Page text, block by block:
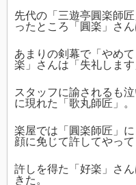
先代の「三遊亭圓楽師
ったところ「圓楽」さん
あまりの剣幕で「やめ
楽」さんは「失礼しま
スタッフに諭されるも
に現れた「歌丸師匠」。
楽屋では「圓楽師匠」
顔に免じて許してやって
許しを得た「好楽」さ
きた。